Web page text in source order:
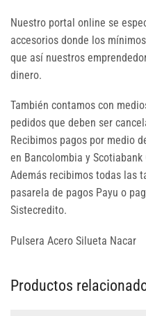
Nuestro portal online se
accesorios donde los
que así nuestros
dinero.
También contamos con
pedidos que deben ser
Recibimos pagos por medio
en Bancolombia y
Además recibimos todas las
pasarela de pagos Payu o
Sistecredito.
Pulsera Acero Silueta Nacar
Productos